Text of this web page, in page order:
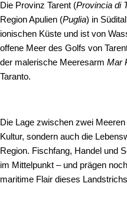
Die Provinz Tarent (Provincia di
Region Apulien (Puglia) in
ionischen Küste und ist von
offene Meer des Golfs von
der malerische Meeresarm Mar
Taranto.
Die Lage zwischen zwei
Kultur, sondern auch die
Region. Fischfang, Handel und
im Mittelpunkt – und prägen
maritime Flair dieses